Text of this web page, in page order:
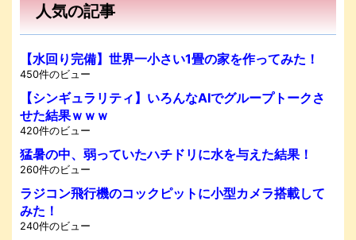
人気の記事
【水回り完備】世界一小さい1畳の家を作ってみた！
450件のビュー
【シンギュラリティ】いろんなAIでグループトークさ
せた結果ｗｗｗ
420件のビュー
猛暑の中、弱っていたハチドリに水を与えた結果！
260件のビュー
ラジコン飛行機のコックピットに小型カメラ搭載して
みた！
240件のビュー